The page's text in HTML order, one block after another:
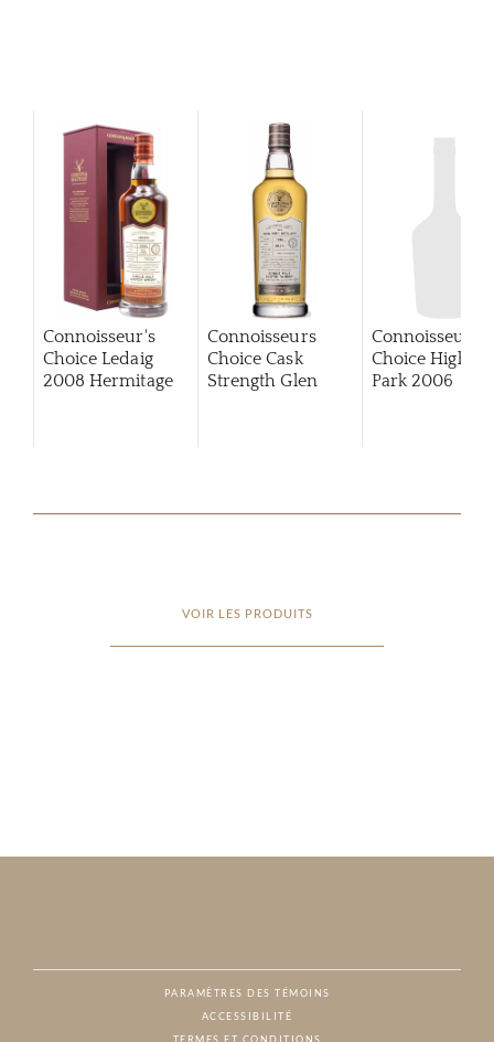
Connoisseur's
Choice Ledaig
2008 Hermitage
Connoisseurs
Choice Cask
Strength Glen
Connoisseurs
Choice
Park 2006
VOIR LES PRODUITS
PARAMÈTRES DES TÉMOINS
ACCESSIBILITÉ
TERMES ET CONDITIONS